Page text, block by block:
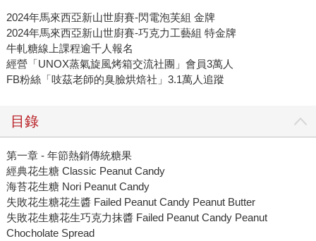
2024年馬來西亞新山世廚賽-閃電泡芙組 金牌
2024年馬來西亞新山世廚賽-巧克力工藝組 特金牌
牛軋糖線上課程逾千人報名
經營「UNOX蒸氣旋風烤箱交流社團」會員3萬人
FB粉絲「吱茲老師的臭臉烘焙社」3.1萬人追蹤
目錄
第一章 - 年節熱銷傳統糖果
經典花生糖 Classic Peanut Candy
海苔花生糖 Nori Peanut Candy
失敗花生糖花生醬 Failed Peanut Candy Peanut Butter
失敗花生糖花生巧克力抹醬 Failed Peanut Candy Peanut
Chocholate Spread